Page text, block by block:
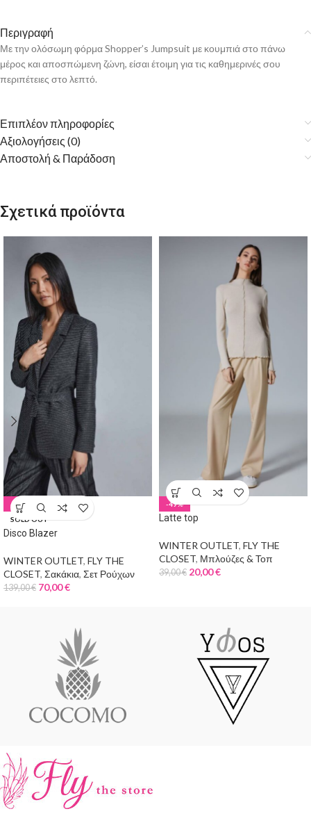
Περιγραφή
Με την ολόσωμη φόρμα Shopper’s Jumpsuit με κουμπιά στο πάνω
μέρος και αποσπώμενη ζώνη, είσαι έτοιμη για τις καθημερινές σου
περιπέτειες στο λεπτό.
Επιπλέον πληροφορίες
Αξιολογήσεις (0)
Αποστολή & Παράδοση
Σχετικά προϊόντα
-50%
SOLD OUT
Disco Blazer
WINTER OUTLET, FLY THE
CLOSET, Σακάκια, Σετ Ρούχων
139,00€ 70,00€
-49%
Latte top
WINTER OUTLET, FLY THE
CLOSET, Μπλούζες & Τοπ
39,00€ 20,00€